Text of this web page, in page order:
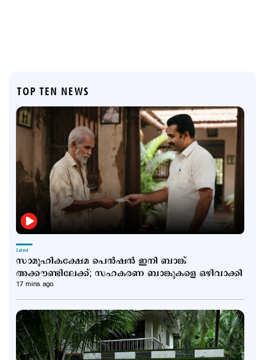
TOP TEN NEWS
Latest
സാമൂഹികക്ഷേമ പെൻഷൻ ഇനി ബാങ്ക്
അക്കൗണ്ടിലേക്ക്; സഹകരണ ബാങ്കുകളെ ഒഴിവാക്കി
17 mins ago